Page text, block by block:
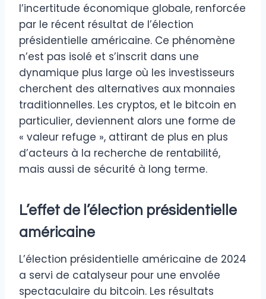
l’incertitude économique globale, renforcée
par le récent résultat de l’élection
présidentielle américaine. Ce phénomène
n’est pas isolé et s’inscrit dans une
dynamique plus large où les investisseurs
cherchent des alternatives aux monnaies
traditionnelles. Les cryptos, et le bitcoin en
particulier, deviennent alors une forme de
« valeur refuge », attirant de plus en plus
d’acteurs à la recherche de rentabilité,
mais aussi de sécurité à long terme.
L’effet de l’élection présidentielle
américaine
L’élection présidentielle américaine de 2024
a servi de catalyseur pour une envolée
spectaculaire du bitcoin. Les résultats